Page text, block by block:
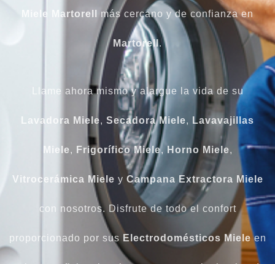
Miele Martorell más cercano y de confianza en
Martorell.
Llame ahora mismo y alargue la vida de su
Lavadora Miele, Secadora Miele, Lavavajillas
Miele, Frigorífico Miele, Horno Miele,
Vitrocerámica Miele y Campana Extractora Miele
con nosotros. Disfrute de todo el confort
proporcionado por sus Electrodomésticos Mieleen